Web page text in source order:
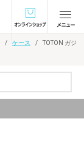
オンラインショ
ケース
TOTON ガジ